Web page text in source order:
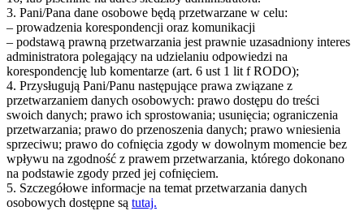
3. Pani/Pana dane osobowe będą przetwarzane w celu:
– prowadzenia korespondencji oraz komunikacji
– podstawą prawną przetwarzania jest prawnie uzasadniony interes
administratora polegający na udzielaniu odpowiedzi na
korespondencję lub komentarze (art. 6 ust 1 lit f RODO);
4. Przysługują Pani/Panu następujące prawa związane z
przetwarzaniem danych osobowych: prawo dostępu do treści
swoich danych; prawo ich sprostowania; usunięcia; ograniczenia
przetwarzania; prawo do przenoszenia danych; prawo wniesienia
sprzeciwu; prawo do cofnięcia zgody w dowolnym momencie bez
wpływu na zgodność z prawem przetwarzania, którego dokonano
na podstawie zgody przed jej cofnięciem.
5. Szczegółowe informacje na temat przetwarzania danych
osobowych dostępne są tutaj.